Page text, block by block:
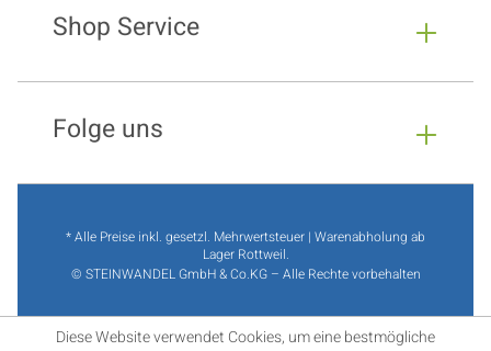
Shop Service
Folge uns
* Alle Preise inkl. gesetzl. Mehrwertsteuer | Warenabholung ab
Lager Rottweil.
© STEINWANDEL GmbH & Co.KG – Alle Rechte vorbehalten
Diese Website verwendet Cookies, um eine bestmögliche